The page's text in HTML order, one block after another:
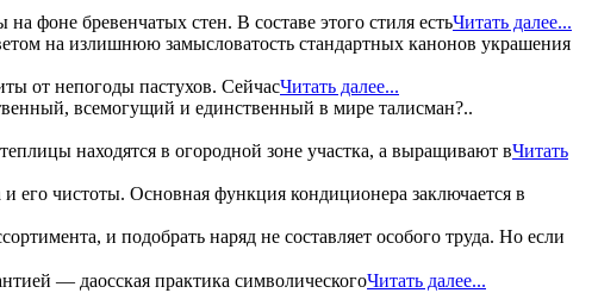
фоне бревенчатых стен. В составе этого стиля естьЧитать далее...
на излишнюю замысловатость стандартных канонов украшения
от непогоды пастухов. СейчасЧитать далее...
всемогущий и единственный в мире талисман?..
находятся в огородной зоне участка, а выращивают вЧитать
его чистоты. Основная функция кондиционера заключается в
и подобрать наряд не составляет особого труда. Но если
— даосская практика символическогоЧитать далее...